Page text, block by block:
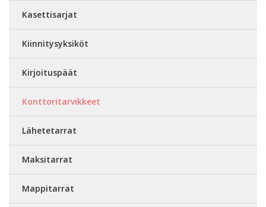
Kasettisarjat
Kiinnitysyksiköt
Kirjoituspäät
Konttoritarvikkeet
Lähetetarrat
Maksitarrat
Mappitarrat